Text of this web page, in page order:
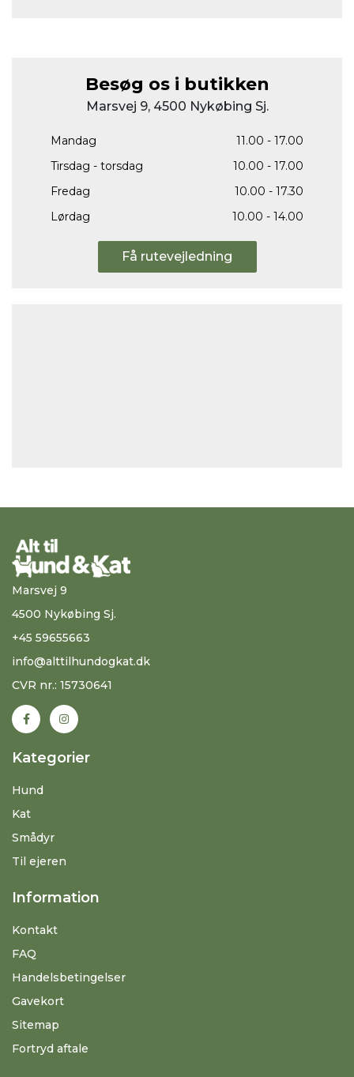
Besøg os i butikken
Marsvej 9, 4500 Nykøbing Sj.
Mandag
11.00 - 17.00
Tirsdag - torsdag
10.00 - 17.00
Fredag
10.00 - 17.30
Lørdag
10.00 - 14.00
Få rutevejledning
Marsvej 9
4500 Nykøbing Sj.
+45 59655663
info@alttilhundogkat.dk
CVR nr.: 15730641
Kategorier
Hund
Kat
Smådyr
Til ejeren
Information
Kontakt
FAQ
Handelsbetingelser
Gavekort
Sitemap
Fortryd aftale